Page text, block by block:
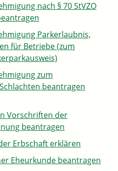
nach § 70 StVZO
Parkerlaubnis,
für Betriebe (zum
zum
beantragen
Vorschriften der
beantragen
Erbschaft erklären
Eheurkunde beantragen